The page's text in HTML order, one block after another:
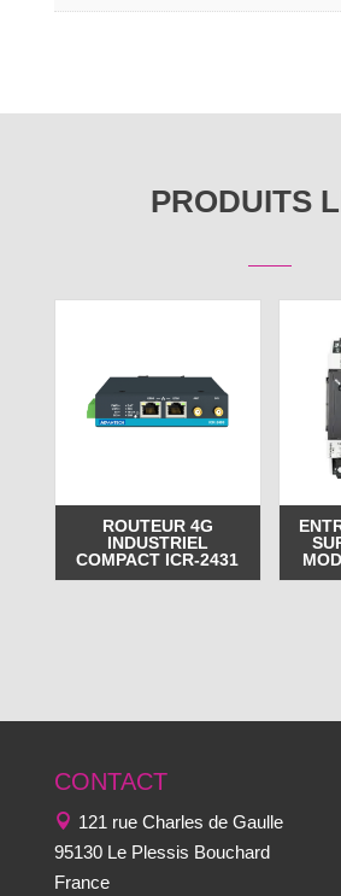
PRODUITS
ROUTEUR 4G
INDUSTRIEL
COMPACT ICR-2431
CONTACT
121 rue Charles de Gaulle
95130 Le Plessis Bouchard
France